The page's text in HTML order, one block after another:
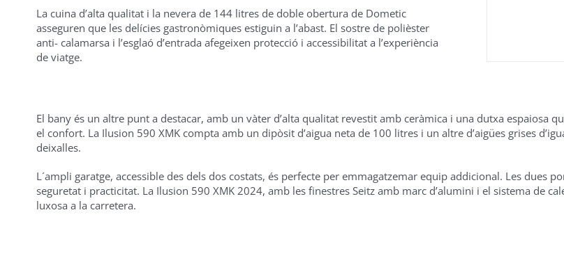
La cuina d’alta qualitat i la nevera de 144 litres de doble obertura de Dometic
asseguren que les delícies gastronòmiques estiguin a l’abast. El sostre de polièster
anti- calamarsa i l’esglaó d’entrada afegeixen protecció i accessibilitat a l’experiència
de viatge.
El bany és un altre punt a destacar, amb un vàter d’alta qualitat revestit amb ceràmica i una dutxa espaiosa
el confort. La Ilusion 590 XMK compta amb un dipòsit d’aigua neta de 100 litres i un altre d’aigües grises
deixalles.
L´ampli garatge, accessible des dels dos costats, és perfecte per emmagatzemar equip addicional. Les dues
seguretat i practicitat. La Ilusion 590 XMK 2024, amb les finestres Seitz amb marc d’alumini i el sistema de
luxosa a la carretera.